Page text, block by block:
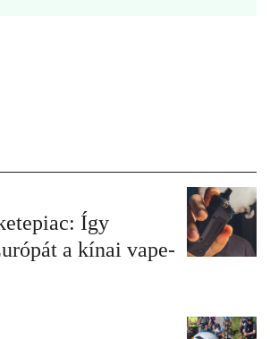
Így
a kínai vape-